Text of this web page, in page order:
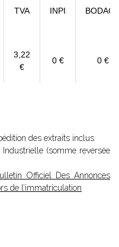
TVA INPI
3,22
€
0 € 0 €
des extraits inclus
(somme reversée
Officiel Des Annonces
de l’immatriculation